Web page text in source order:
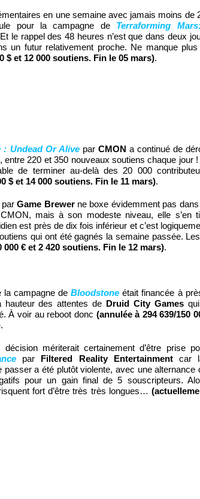
en une semaine avec jamais moins de
pour la campagne de
Terraforming
le rappel des 48 heures n’est que dans deux
un futur relativement proche. Ne manque
$ et 12 000 soutiens. Fin le 05 mars).
: Undead Or Alive par CMON a continué de
220 et 350 nouveaux soutiens chaque jour
de terminer au-delà des 20 000
$ et 14 000 soutiens. Fin le 11 mars).
parGame Brewerne boxe évidemment pas dans
mais à son modeste niveau, elle s’en
est près de dix fois inférieur et c’est
qui ont été gagnés la semaine passée.
000 € et 2 420 soutiens. Fin le 12 mars).
la campagne de Bloodstone était financée à
des attentes de Druid City Games
À voir au reboot donc (annulée à 294 639/150
.
décision mériterait certainement d’être prise
par Filtered Reality Entertainmentcar
passer a été plutôt violente, avec une alternance
pour un gain final de 5 souscripteurs.
fort d’être très très longues…